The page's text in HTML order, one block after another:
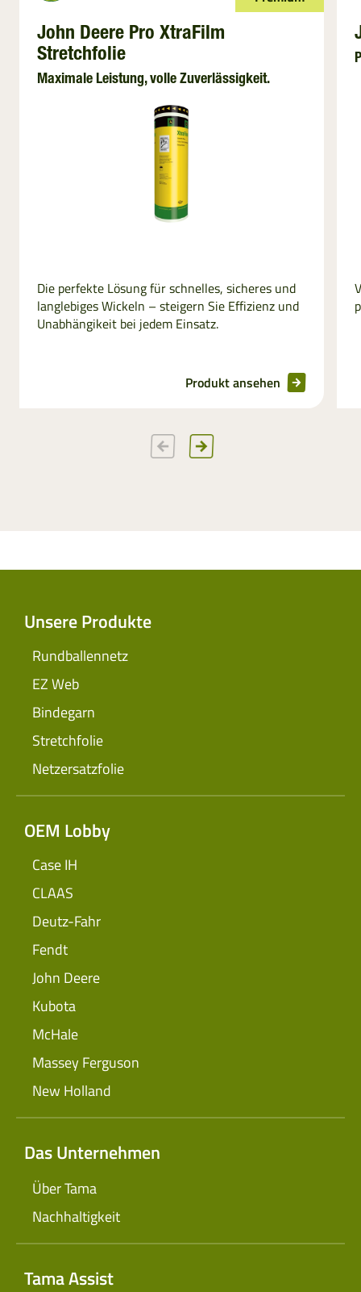
John Deere Pro XtraFilm
Stretchfolie
Maximale Leistung, volle Zuverlässigkeit.
Die perfekte Lösung für schnelles, sicheres und
langlebiges Wickeln – steigern Sie Effizienz und
Unabhängikeit bei jedem Einsatz.
Produkt ansehen
Unsere Produkte
Rundballennetz
EZ Web
Bindegarn
Stretchfolie
Netzersatzfolie
OEM Lobby
Case IH
CLAAS
Deutz-Fahr
Fendt
John Deere
Kubota
McHale
Massey Ferguson
New Holland
Das Unternehmen
Über Tama
Nachhaltigkeit
Tama Assist